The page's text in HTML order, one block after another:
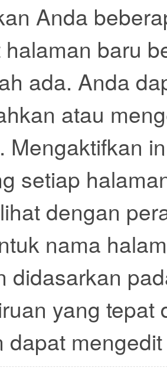
Anda
baru
ada. Anda
atau
Mengaktifkan
setiap
dengan
nama
didasarkan
yang
dapat